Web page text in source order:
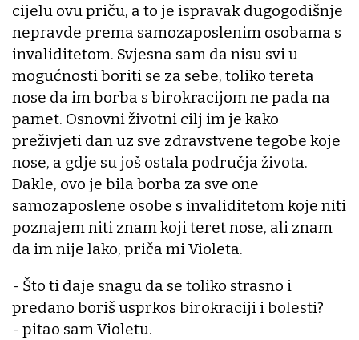
cijelu ovu priču, a to je ispravak dugogodišnje
nepravde prema samozaposlenim osobama s
invaliditetom. Svjesna sam da nisu svi u
mogućnosti boriti se za sebe, toliko tereta
nose da im borba s birokracijom ne pada na
pamet. Osnovni životni cilj im je kako
preživjeti dan uz sve zdravstvene tegobe koje
nose, a gdje su još ostala područja života.
Dakle, ovo je bila borba za sve one
samozaposlene osobe s invaliditetom koje niti
poznajem niti znam koji teret nose, ali znam
da im nije lako, priča mi Violeta.
- Što ti daje snagu da se toliko strasno i
predano boriš usprkos birokraciji i bolesti?
- pitao sam Violetu.